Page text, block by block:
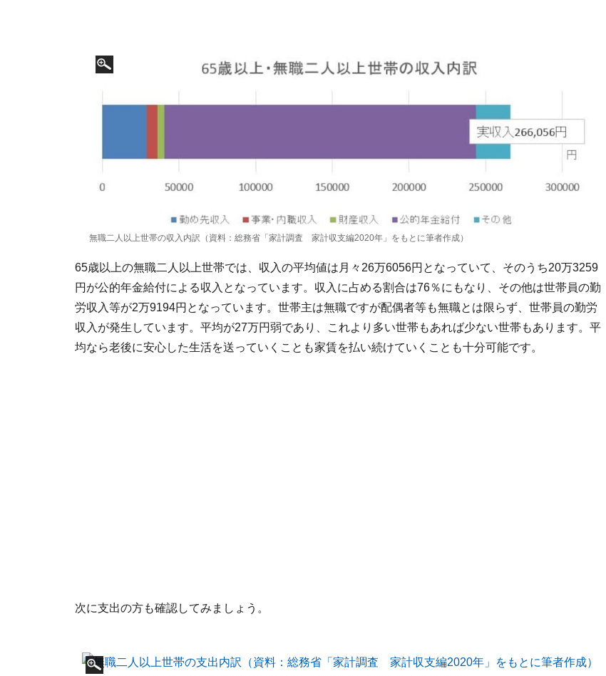
無職二人以上世帯の収入内訳（資料：総務省「家計調査 家計収支編2020年」をもとに筆者作成）
65歳以上の無職二人以上世帯では、収入の平均値は月々26万6056円となっていて、そのうち20万3259
円が公的年金給付による収入となっています。収入に占める割合は76％にもなり、その他は世帯員の勤
労収入等が2万9194円となっています。世帯主は無職ですが配偶者等も無職とは限らず、世帯員の勤労
収入が発生しています。平均が27万円弱であり、これより多い世帯もあれば少ない世帯もあります。平
均なら老後に安心した生活を送っていくことも家賃を払い続けていくことも十分可能です。
次に支出の方も確認してみましょう。